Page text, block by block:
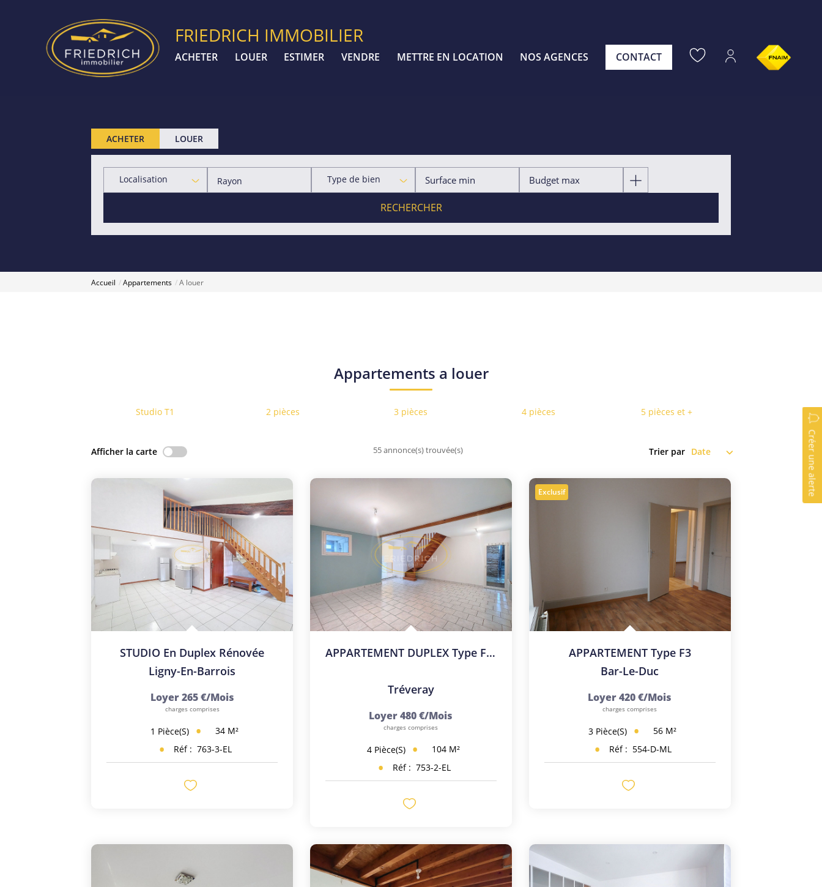
FRIEDRICH IMMOBILIER
ACHETER LOUER ESTIMER VENDRE METTRE EN LOCATION NOS AGENCES CONTACT
ACHETER LOUER
Localisation Rayon Type de bien
RECHERCHER
Accueil Appartements A louer
Appartements a louer
Studio T1 2 pièces 3 pièces 4 pièces 5 pièces et +
Créer une alerte
Afficher la carte 55 annonce(s) trouvée(s) Trier par
STUDIO En Duplex Rénovée
Ligny-En-Barrois
Loyer 265 €/mois
charges comprises
1 Pièce(s) 34 M²
Réf : 763-3-EL
APPARTEMENT DUPLEX Type F4 Avec Garage
Tréveray
Loyer 480 €/mois
charges comprises
4 Pièce(s) 104 M²
Réf : 753-2-EL
Exclusif
APPARTEMENT Type F3
Bar-Le-Duc
Loyer 420 €/mois
charges comprises
3 Pièce(s) 56 M²
Réf : 554-D-ML